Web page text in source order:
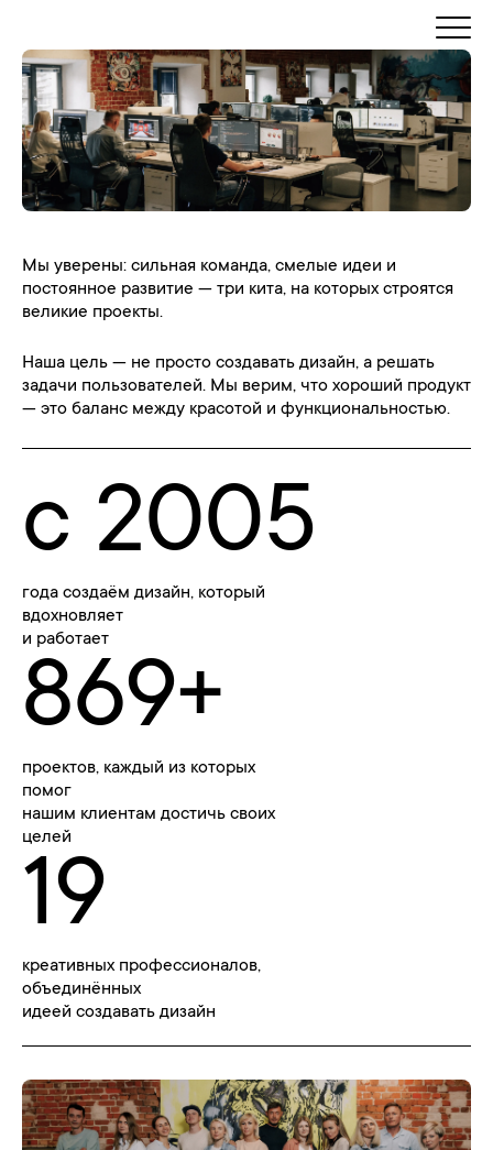
Мы уверены: сильная команда, смелые идеи и
постоянное развитие — три кита, на которых строятся
великие проекты.
Наша цель — не просто создавать дизайн, а решать
задачи пользователей. Мы верим, что хороший продукт
— это баланс между красотой и функциональностью.
с 2005
года создаём дизайн, который
вдохновляет
и работает
869+
проектов, каждый из которых
помог
нашим клиентам достичь своих
целей
19
креативных профессионалов,
объединённых
идеей создавать дизайн